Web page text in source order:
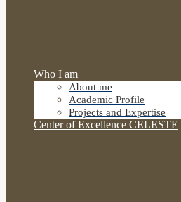
Who I am
About me
Academic Profile
Projects and Expertise
Center of Excellence CELESTE